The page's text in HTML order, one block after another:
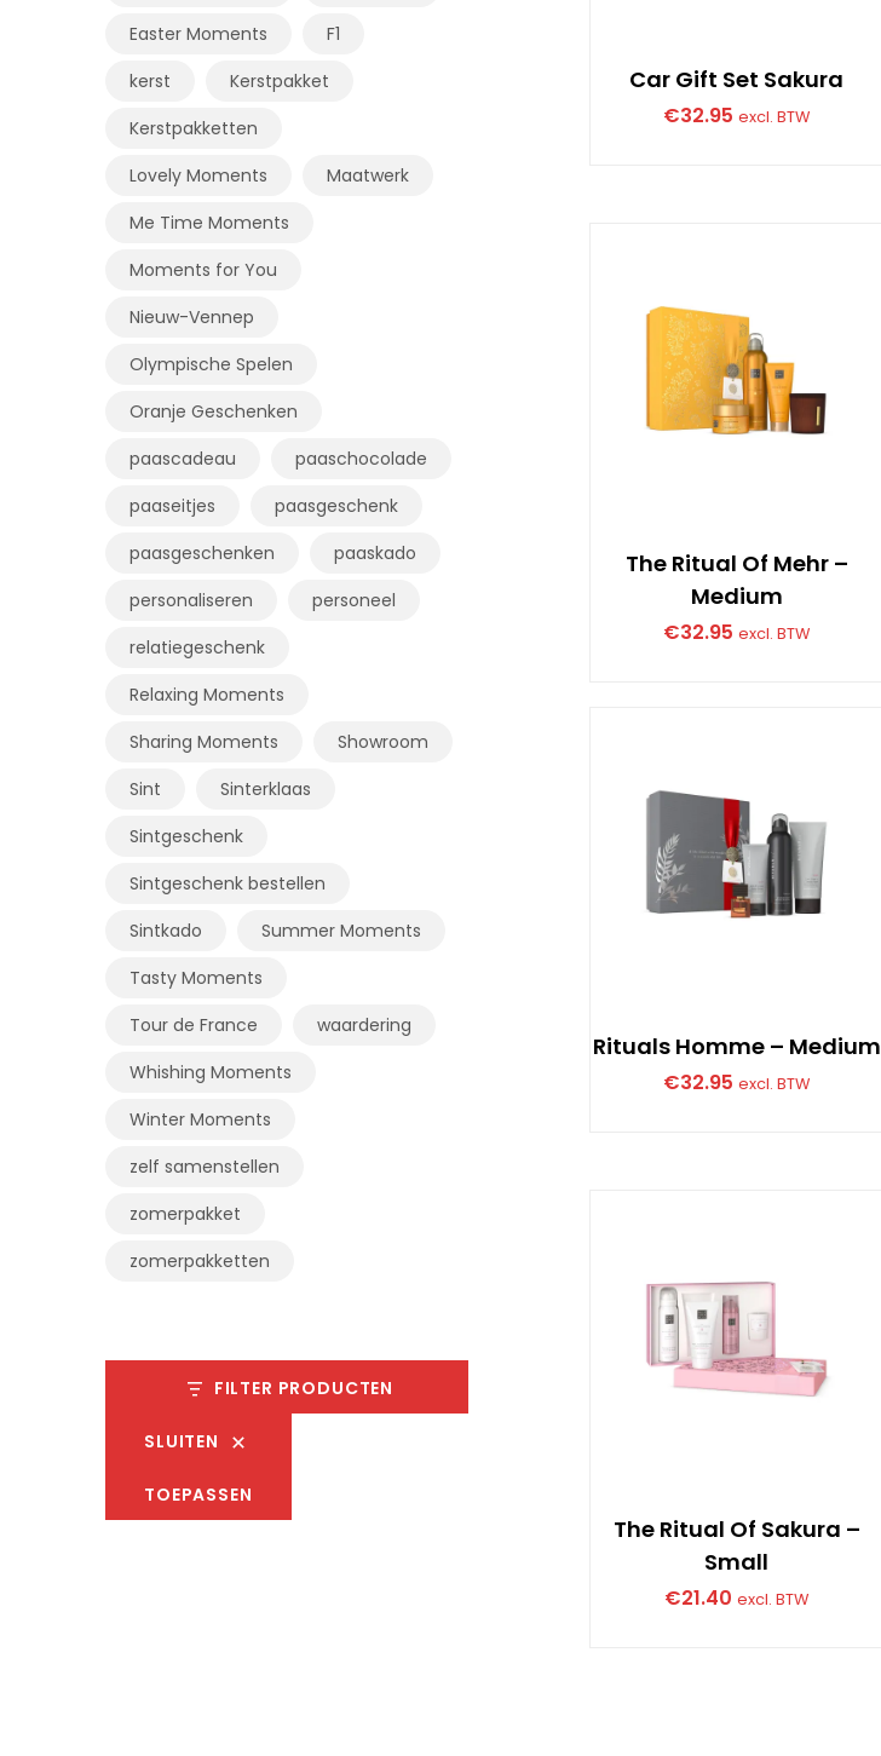
Car Gift Set Sakura
€32.95 excl. BTW
The Ritual Of Mehr –
Medium
€32.95 excl. BTW
Rituals Homme – Medium
€32.95 excl. BTW
The Ritual Of Sakura –
Small
€21.40 excl. BTW
Easter Moments
F1
kerst
Kerstpakket
Kerstpakketten
Lovely Moments
Maatwerk
Me Time Moments
Moments for You
Nieuw-Vennep
Olympische Spelen
Oranje Geschenken
paascadeau
paaschocolade
paaseitjes
paasgeschenk
paasgeschenken
paaskado
personaliseren
personeel
relatiegeschenk
Relaxing Moments
Sharing Moments
Showroom
Sint
Sinterklaas
Sintgeschenk
Sintgeschenk bestellen
Sintkado
Summer Moments
Tasty Moments
Tour de France
waardering
Whishing Moments
Winter Moments
zelf samenstellen
zomerpakket
zomerpakketten
FILTER PRODUCTEN
SLUITEN
TOEPASSEN